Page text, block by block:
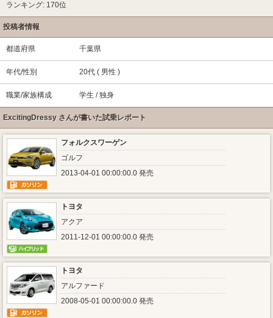
ランキング: 170位
投稿者情報
都道府県 千葉県
年代/性別 20代 ( 男性 )
職業/家族構成 学生 / 独身
ExcitingDressy さんが書いた試乗レポート
フォルクスワーゲン
ゴルフ
2013-04-01 00:00:00.0 発売
トヨタ
アクア
2011-12-01 00:00:00.0 発売
トヨタ
アルファード
2008-05-01 00:00:00.0 発売